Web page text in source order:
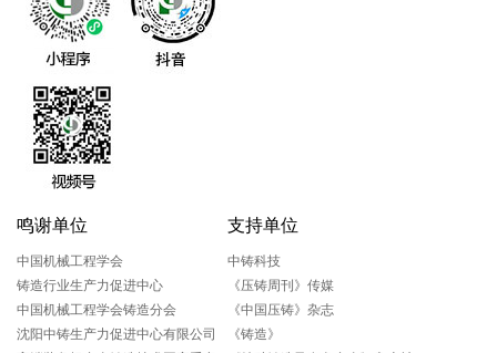
鸣谢单位
中国机械工程学会
铸造行业生产力促进中心
中国机械工程学会铸造分会
沈阳中铸生产力促进中心有限公司
支持单位
中铸科技
《压铸周刊》传媒
《中国压铸》杂志
《铸造》